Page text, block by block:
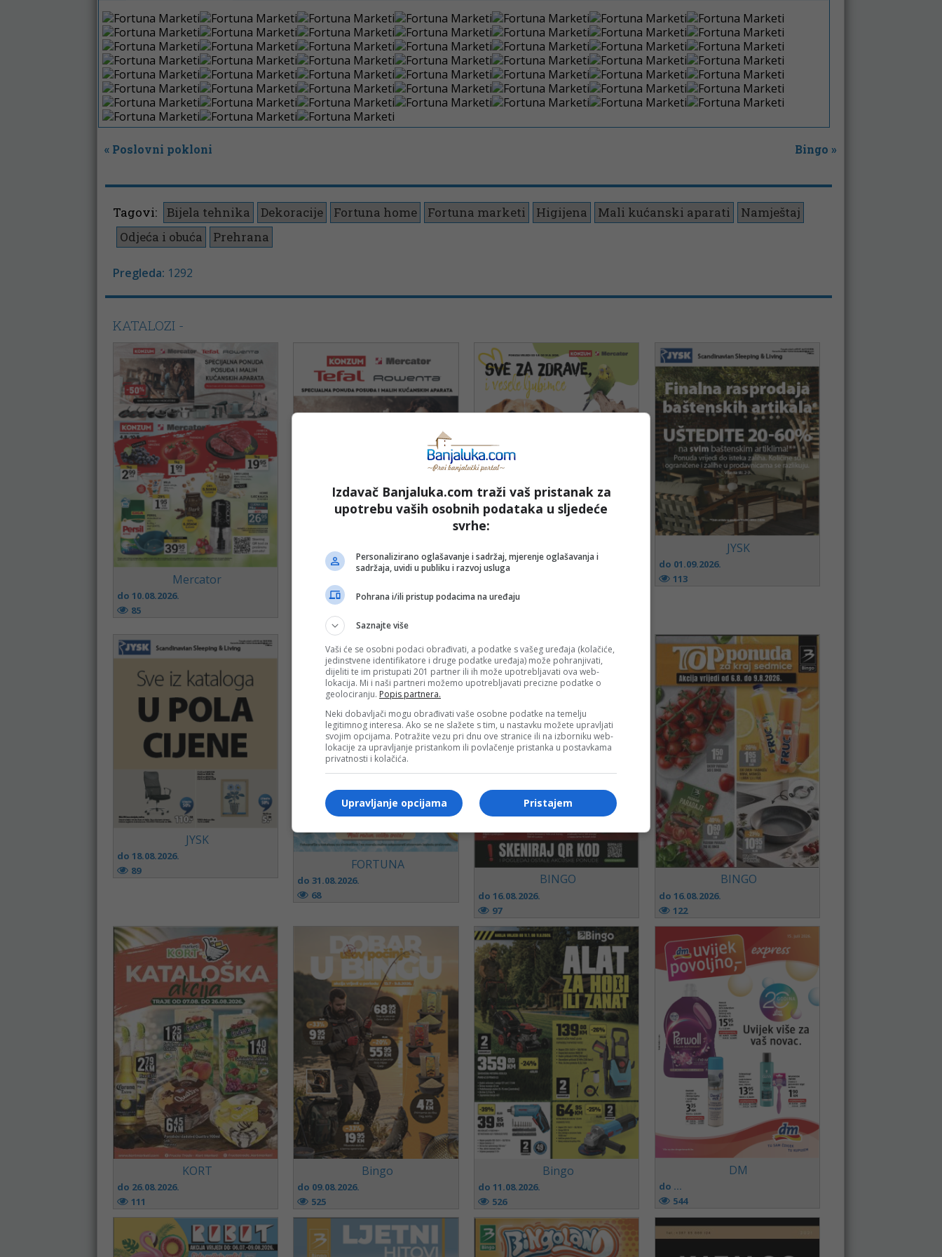
« Poslovni pokloni Bingo »
Tagovi: Bijela tehnika Dekoracije Fortuna home Fortuna marketi Higijena Mali kućanski aparati
Namještaj
Odjeća i obuća
Prehrana
Pregleda: 1292
KATALOZI -
Mercator
do 10.08.2026.
85
do 31.10.2026.
106
Mercator
82
JYSK
do 01.09.2026.
113
JYSK
do 18.08.2026.
89
FORTUNA
do 31.08.2026.
68
BINGO
do 16.08.2026.
97
BINGO
do 16.08.2026.
122
KORT
do 26.08.2026.
111
Bingo
do 09.08.2026.
525
Bingo
do 11.08.2026.
526
DM
do ...
544
Izdavač Banjaluka.com traži vaš pristanak za
upotrebu vaših osobnih podataka u sljedeće
svrhe:
Personalizirano oglašavanje i sadržaj, mjerenje oglašavanja i
sadržaja, uvidi u publiku i razvoj usluga
Pohrana i/ili pristup podacima na uređaju
Saznajte više
Vaši će se osobni podaci obrađivati, a podatke s vašeg uređaja (kolačiće,
jedinstvene identifikatore i druge podatke uređaja) može pohranjivati,
dijeliti te im pristupati 201 partner ili ih može upotrebljavati ova web-
lokacija. Mi i naši partneri možemo upotrebljavati precizne podatke o
geolociranju. Popis partnera.
Neki dobavljači mogu obrađivati vaše osobne podatke na temelju
legitimnog interesa. Ako se ne slažete s tim, u nastavku možete upravljati
svojim opcijama. Potražite vezu pri dnu ove stranice ili na izborniku web-
lokacije za upravljanje pristankom ili povlačenje pristanka u postavkama
privatnosti i kolačića.
Pristajem
Upravljanje opcijama